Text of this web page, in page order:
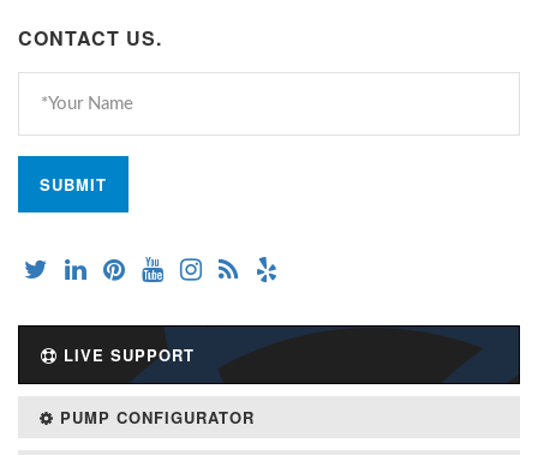
CONTACT US.
LIVE SUPPORT
PUMP CONFIGURATOR